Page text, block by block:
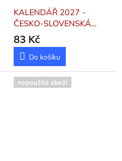
KALENDÁŘ 2027 -
ČESKO-SLOVENSKÁ
KUCHAŘKA/KUCHÁRKA
- STOLNÍ
83 Kč
Do košíku
nepoužité zboží